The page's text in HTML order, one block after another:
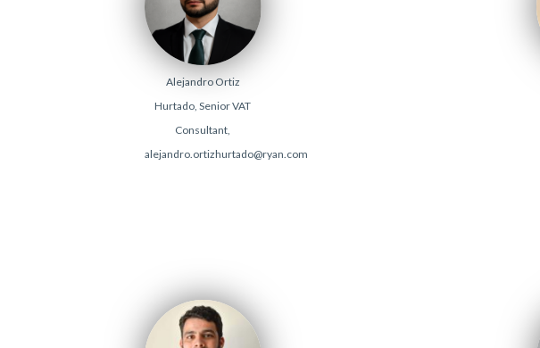
Alejandro Ortiz
Hurtado, Senior VAT
Consultant,
alejandro.ortizhurtado@ryan.com